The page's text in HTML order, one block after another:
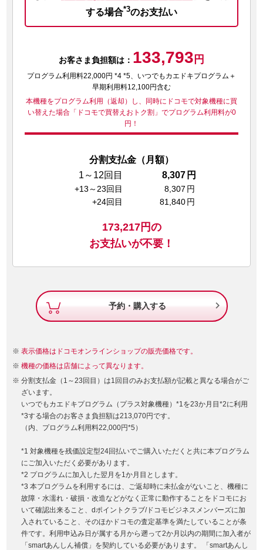
する場合*3のお支払い
お客さま負担額は： 133,793 円
プログラム利用料22,000円 *4 *5、いつでもカエドキプログラム＋
早期利用料12,100円含む
本機種をプログラム利用（返却）し、同時にドコモで対象機種に買
い替えた場合「ドコモで買替えおトク割」でプログラム利用料が0
円！
分割支払金（月額）
1～12回目
8,307 円
+13～23回目 8,307 円
+24回目
81,840 円
173,217円の
お支払いが不要！
予約・購入する 
表示価格はドコモオンラインショップの販売価格です。
機種の価格は店舗によって異なります。
分割支払金（1～23回目）は1回目のみお支払額が記載と異なる場合がご
ざいます。
いつでもカエドキプログラム（プラス対象機種）*1を23か月目*2に利用
*3する場合のお客さま負担額は213,070円です。
（内、プログラム利用料22,000円*5）
*1 対象機種を残価設定型24回払いでご購入いただくと共に本プログラム
にご加入いただく必要があります。
*2 プログラムに加入した翌月を1か月目とします。
*3 本プログラムを利用するには、ご返却時に未払金がないこと、機種に
故障・水濡れ・破損・改造などがなく正常に動作することをドコモにお
いて確認出来ること、dポイントクラブ/ドコモビジネスメンバーズに加
入されていること、そのほかドコモの査定基準を満たしていることが条
件です。利用申込み日が属する月から遡って2か月以内の期間に加入者が
「smartあんしん補償」を契約している必要があります。 「smartあんし